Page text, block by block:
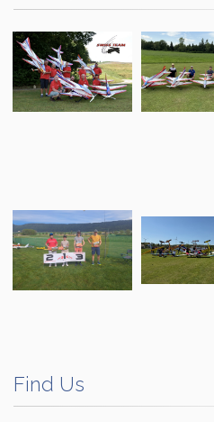
Find Us